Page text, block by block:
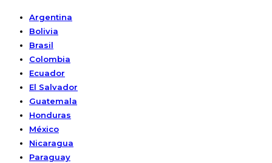
Argentina
Bolivia
Brasil
Colombia
Ecuador
El Salvador
Guatemala
Honduras
México
Nicaragua
Paraguay